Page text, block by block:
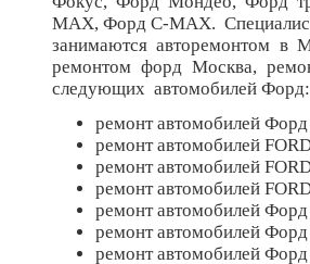
MAX, Форд С-МАХ.
занимаются авторемонтом в
ремонтом форд Москва,
следующих автомобилей Форд:
ремонт автомобилей
ремонт автомобилей
ремонт автомобилей
ремонт автомобилей
ремонт автомобилей
ремонт автомобилей
ремонт автомобилей